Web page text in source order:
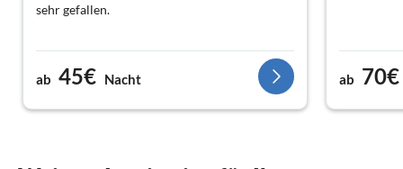
sehr gefallen.
ab 45€ Nacht ab 70€